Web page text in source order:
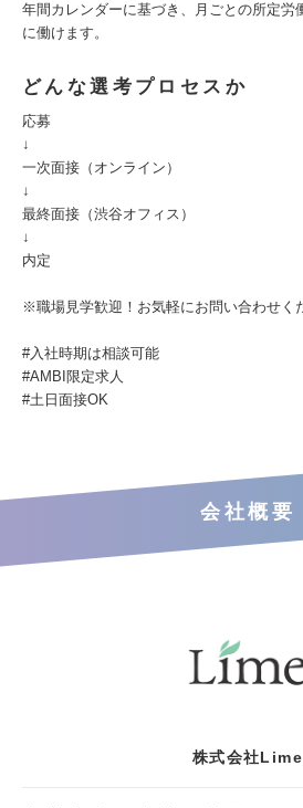
年間カレンダーに基づき、月ごとの所定労
に働けます。
どんな選考プロセスか
応募
↓
一次面接（オンライン）
↓
最終面接（渋谷オフィス）
↓
内定
※職場見学歓迎！お気軽にお問い合わせく
#入社時期は相談可能
#AMBI限定求人
#土日面接OK
会社概要
株式会社Lime